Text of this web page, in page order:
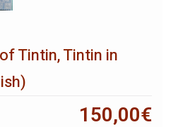
Tintin, Tintin in
150,00€